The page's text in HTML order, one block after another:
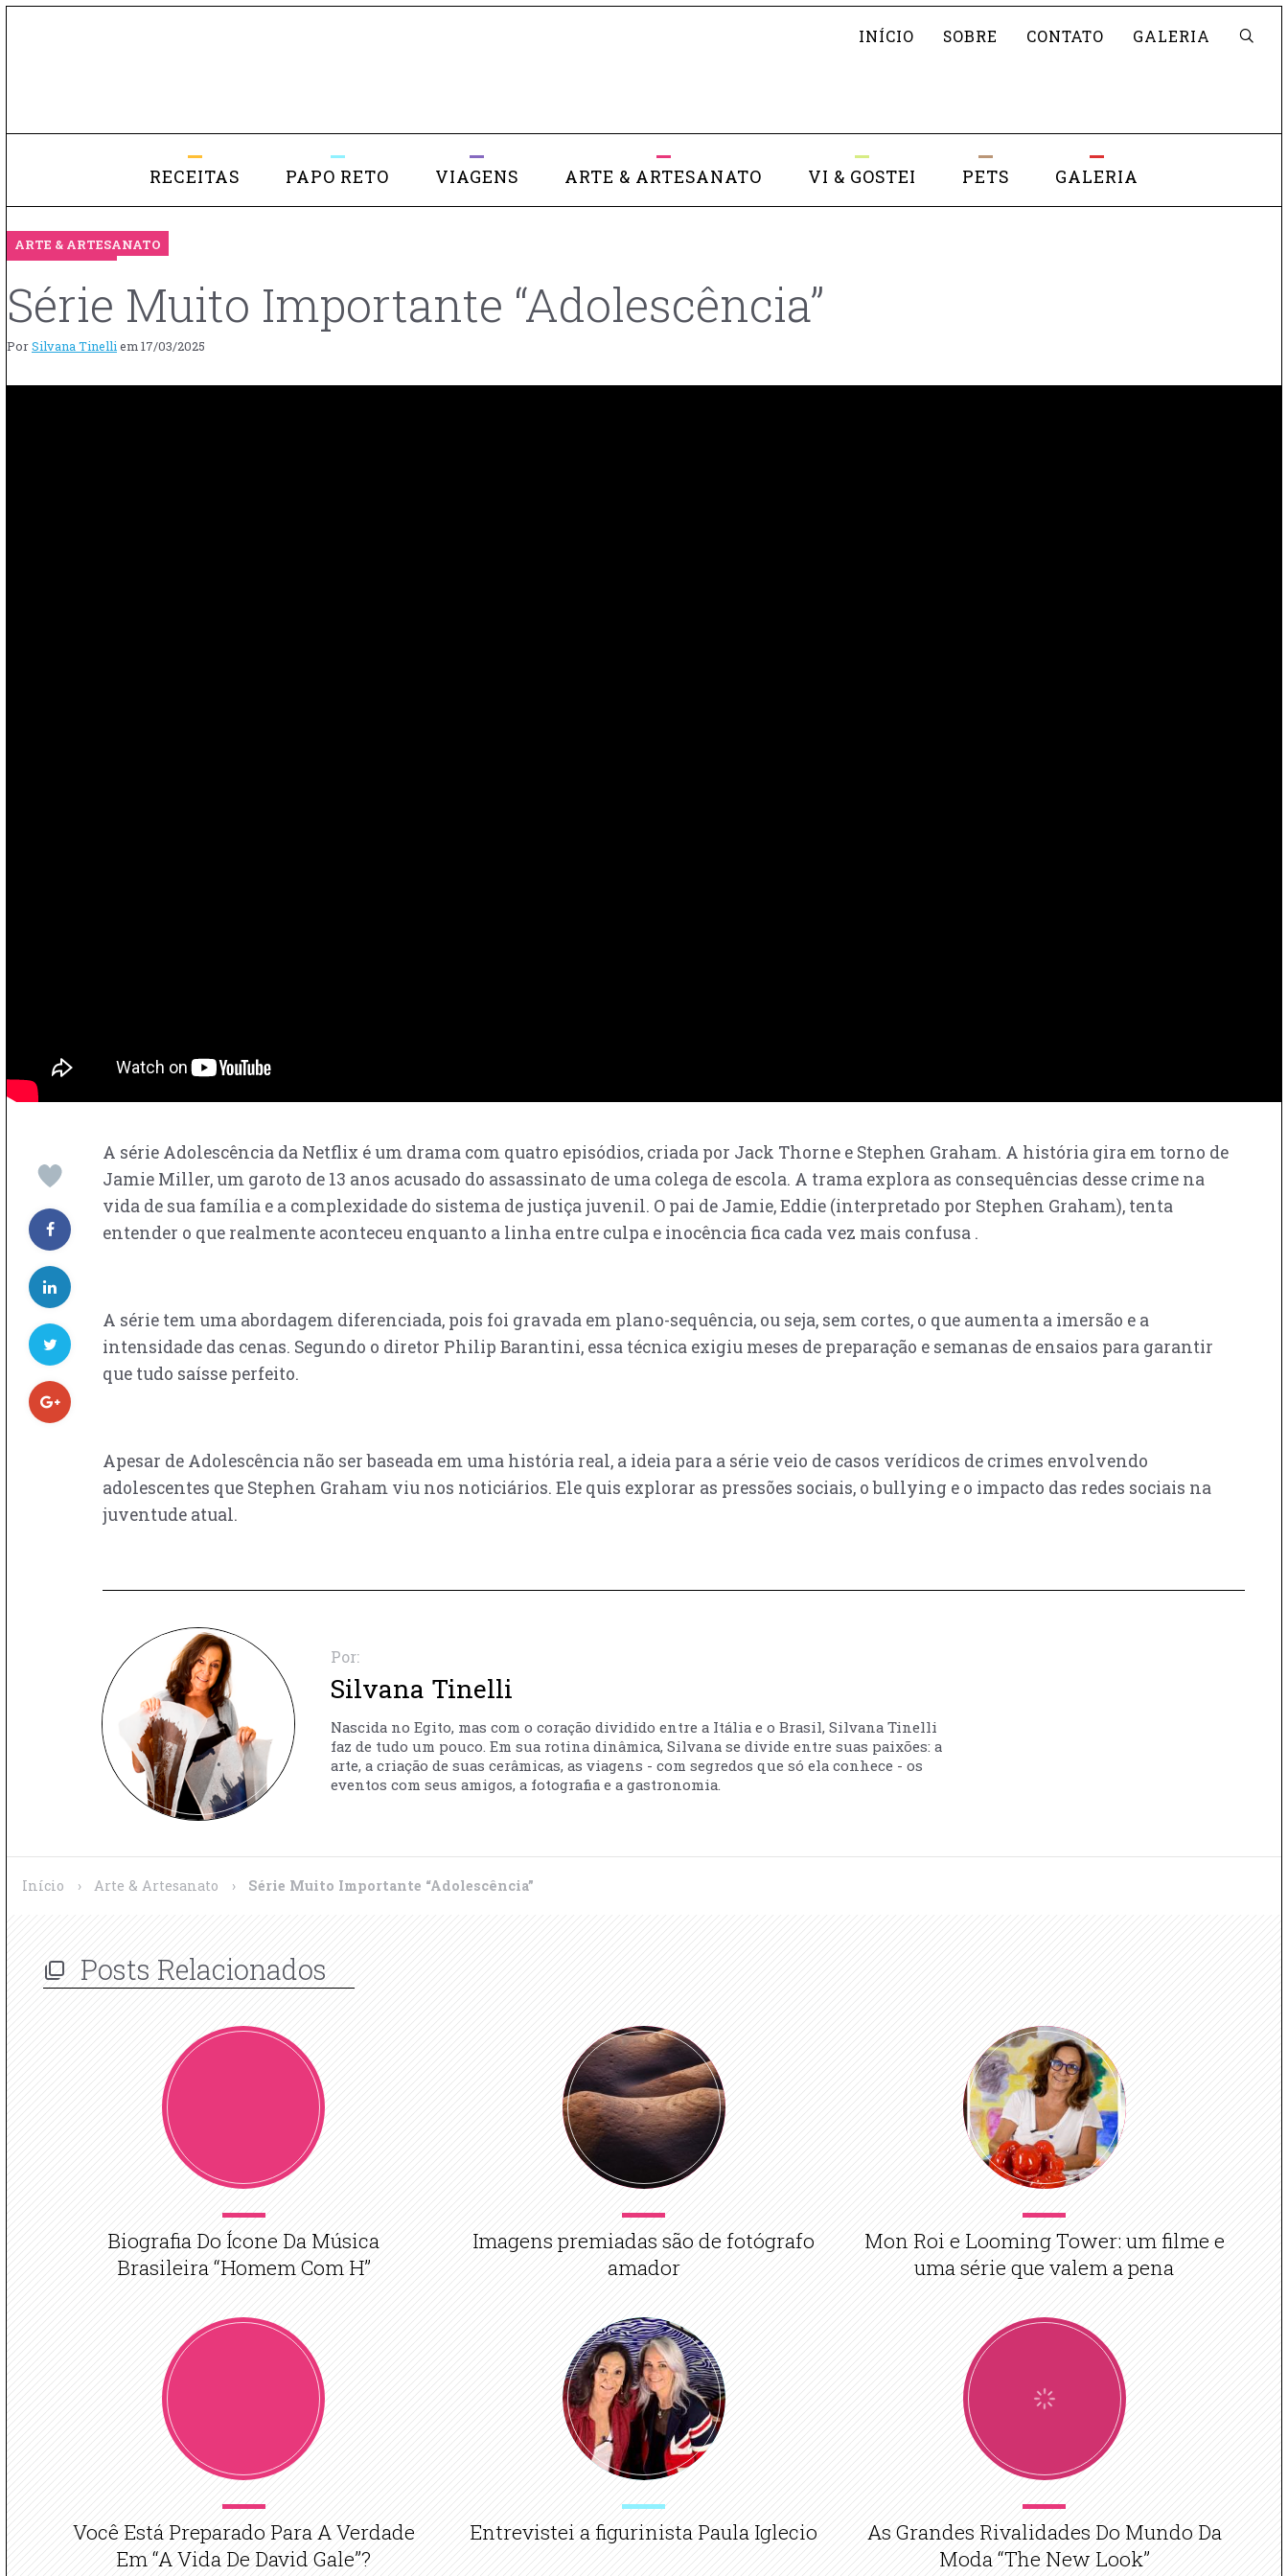
Pesquisar
INÍCIO
SOBRE CONTATO GALERIA
RECEITAS PAPO RETO VIAGENS ARTE & ARTESANATO VI & GOSTEI PETS GALERIA
ARTE & ARTESANATO
Série Muito Importante “Adolescência”
PorSilvana Tinelli em 17/03/2025
A série Adolescência da Netflix é um drama com quatro episódios, criada por Jack Thorne e Stephen Graham. A história gira em torno de
Jamie Miller, um garoto de 13 anos acusado do assassinato de uma colega de escola. A trama explora as consequências desse crime na
vida de sua família e a complexidade do sistema de justiça juvenil. O pai de Jamie, Eddie (interpretado por Stephen Graham), tenta
entender o que realmente aconteceu enquanto a linha entre culpa e inocência fica cada vez mais confusa .
A série tem uma abordagem diferenciada, pois foi gravada em plano-sequência, ou seja, sem cortes, o que aumenta a imersão e a
intensidade das cenas. Segundo o diretor Philip Barantini, essa técnica exigiu meses de preparação e semanas de ensaios para garantir
que tudo saísse perfeito.
Apesar de Adolescência não ser baseada em uma história real, a ideia para a série veio de casos verídicos de crimes envolvendo
adolescentes que Stephen Graham viu nos noticiários. Ele quis explorar as pressões sociais, o bullying e o impacto das redes sociais na
juventude atual.
Por:
Silvana Tinelli
Nascida no Egito, mas com o coração dividido entre a Itália e o Brasil, Silvana Tinelli
faz de tudo um pouco. Em sua rotina dinâmica, Silvana se divide entre suas paixões: a
arte, a criação de suas cerâmicas, as viagens - com segredos que só ela conhece - os
eventos com seus amigos, a fotografia e a gastronomia.
Início › Arte & Artesanato › Série Muito Importante “Adolescência”
Posts Relacionados
Biografia Do Ícone Da Música
Brasileira “Homem Com H”
Imagens premiadas são de fotógrafo
amador
Mon Roi e Looming Tower: um filme e
uma série que valem a pena
Você Está Preparado Para A Verdade
Em “A Vida De David Gale”?
Entrevistei a figurinista Paula Iglecio
As Grandes Rivalidades Do Mundo Da
Moda “The New Look”